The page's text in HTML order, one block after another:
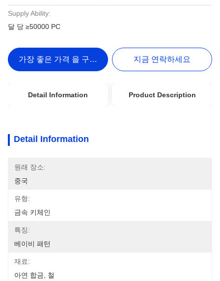
Supply Ability:
달 당 ≥50000 PC
가장 좋은 가격 을 구하라 지금 연락하세요
Detail Information Product Description
Detail Information
원래 장소:
중국
유형:
금속 키체인
특징:
베이비 패턴
재료:
아연 합금, 철